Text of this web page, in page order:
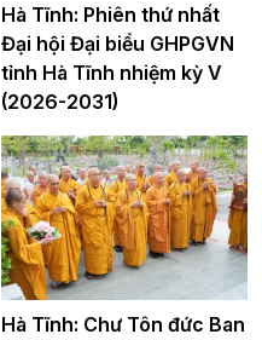
Hà Tĩnh: Phiên thứ nhất
Đại hội Đại biểu GHPGVN
tỉnh Hà Tĩnh nhiệm kỳ V
(2026-2031)
Hà Tĩnh: Chư Tôn đức Ban